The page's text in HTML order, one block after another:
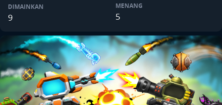
DIMAINKAN
9
MENANG
5